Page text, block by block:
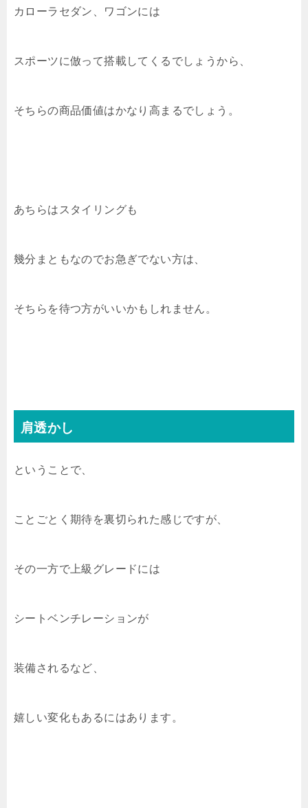
カローラセダン、ワゴンには
スポーツに倣って搭載してくるでしょうから、
そちらの商品価値はかなり高まるでしょう。
あちらはスタイリングも
幾分まともなのでお急ぎでない方は、
そちらを待つ方がいいかもしれません。
肩透かし
ということで、
ことごとく期待を裏切られた感じですが、
その一方で上級グレードには
シートベンチレーションが
装備されるなど、
嬉しい変化もあるにはあります。